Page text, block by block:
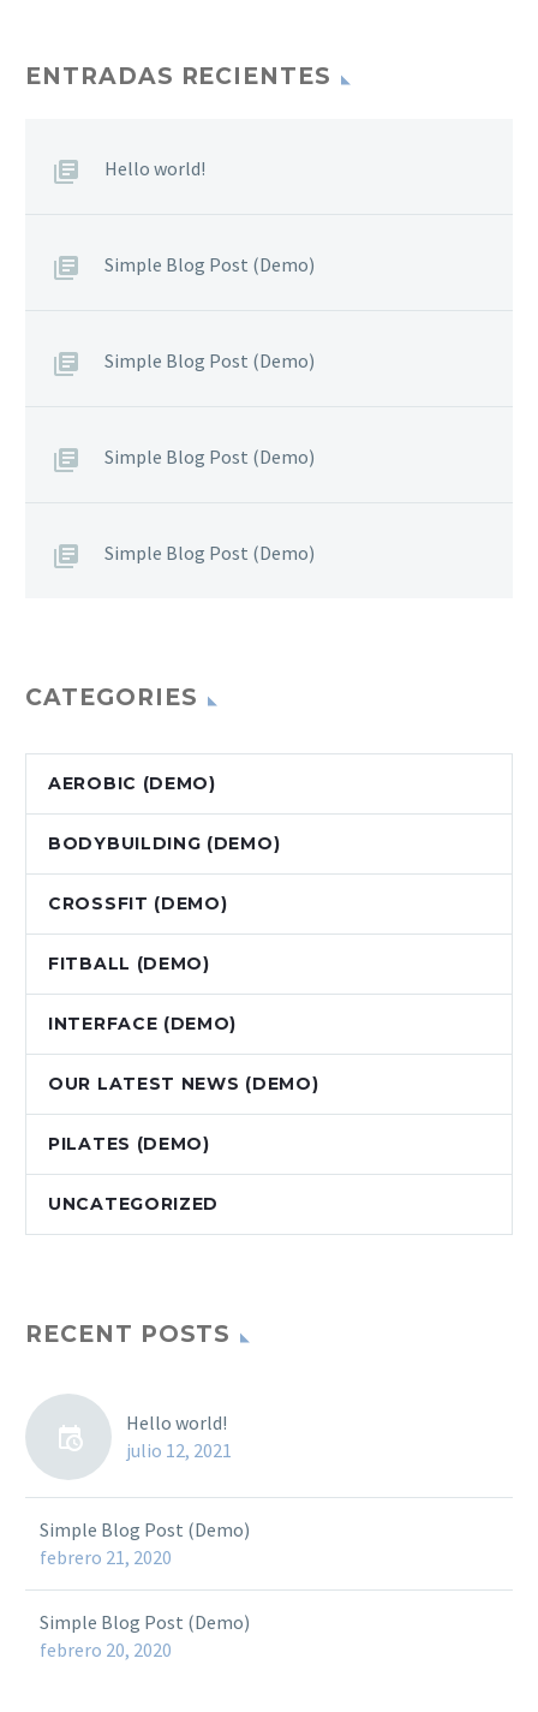
nibh vulputate cursus a
sit amet mauris. Morbi
auctor eu in elit.
ENTRADAS RECIENTES
Hello world!
Simple Blog Post (Demo)
Simple Blog Post (Demo)
Simple Blog Post (Demo)
Simple Blog Post (Demo)
CATEGORIES
AEROBIC (DEMO)
BODYBUILDING (DEMO)
CROSSFIT (DEMO)
FITBALL (DEMO)
INTERFACE (DEMO)
OUR LATEST NEWS (DEMO)
PILATES (DEMO)
UNCATEGORIZED
RECENT POSTS
Hello world!
julio 12, 2021
Simple Blog Post (Demo)
febrero 21, 2020
Simple Blog Post (Demo)
febrero 20, 2020